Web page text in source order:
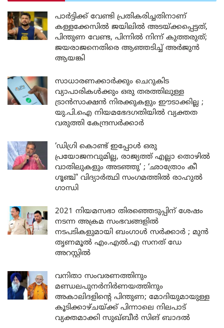
പാർട്ടിക്ക് വേണ്ടി പ്രതികരിച്ചതിനാണ്
കള്ളക്കേസിൽ ജയിലിൽ അടയ്ക്കപ്പെട്ടത്,
പിന്തുണ വേണ്ട, പിന്നിൽ നിന്ന് കുത്തരുത്;
ജയരാജനെതിരെ ആഞ്ഞടിച്ച് അർജുൻ
ആയങ്കി
സാധാരണക്കാർക്കും ചെറുകിട
വ്യാപാരികൾക്കും ഒരു തരത്തിലുള്ള
ട്രാൻസാക്ഷൻ നിരക്കുകളും ഈടാക്കില്ല ;
യു.പി.ഐ നിയമഭേദഗതിയിൽ വ്യക്തത
വരുത്തി കേന്ദ്രസർക്കാർ
‘ഡിഗ്രി കൊണ്ട് ഇപ്പോൾ ഒരു
പ്രയോജനവുമില്ല, രാജ്യത്ത് എല്ലാ തൊഴിൽ
വാതിലുകളും അടഞ്ഞു’ ; ‘ഛാത്രോം കീ
ഗൂഞ്ച്’ വിദ്യാർത്ഥി സംഗമത്തിൽ രാഹുൽ
ഗാന്ധി
2021 നിയമസഭാ തിരഞ്ഞെടുപ്പിന് ശേഷം
നടന്ന അക്രമ സംഭവങ്ങളിൽ
നടപടികളുമായി ബംഗാൾ സർക്കാർ ; മുൻ
തൃണമൂൽ എം.എൽ.എ സനത് ഡേ
അറസ്റ്റിൽ
വനിതാ സംവരണത്തിനും
മണ്ഡലപുനർനിർണയത്തിനും
അകാലിദളിന്റെ പിന്തുണ; മോദിയുമായുള്ള
കൂടിക്കാഴ്ചയ്ക്ക് പിന്നാലെ നിലപാട്
വ്യക്തമാക്കി സുഖ്ബീർ സിങ് ബാദൽ